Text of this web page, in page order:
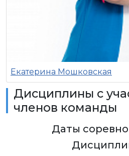
Екатерина Мошковская
Дисциплины с
членов команды
Даты